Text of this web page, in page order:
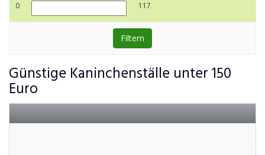
0 117
Filtern
Günstige Kaninchenställe unter 150
Euro